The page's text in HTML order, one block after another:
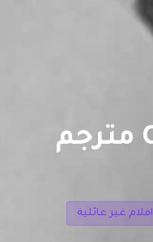
فيلم Career Bed مترجم
افلام غير عائلية